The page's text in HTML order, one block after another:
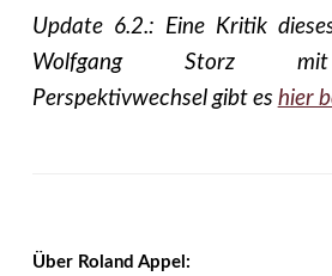
Update 6.2.: Eine Kritik
Wolfgang Storz mit
Perspektivwechsel gibt es hier
Über Roland Appel: